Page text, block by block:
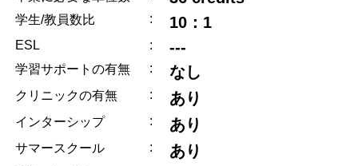
学生/教員数比 : 10：1
ESL : ---
学習サポートの有無 : なし
クリニックの有無 : あり
インターシップ : あり
サマースクール : あり